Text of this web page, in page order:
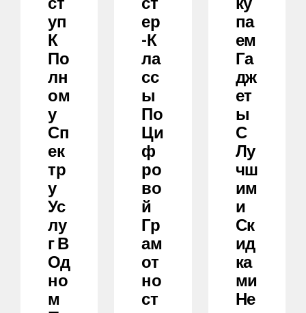
Ст
Уп
К
По
Лн
Ом
У
Сп
Ек
Тр
У
Ус
Лу
Г В
Од
Но
М
Ст
Ер
-к
Ла
Сс
Ы
По
Ци
Ф
Ро
Во
Й
Гр
Ам
От
Но
Ст
Ку
Па
Ем
Га
Дж
Ет
Ы
С
Лу
Чш
Им
И
Ск
Ид
Ка
Ми
Не